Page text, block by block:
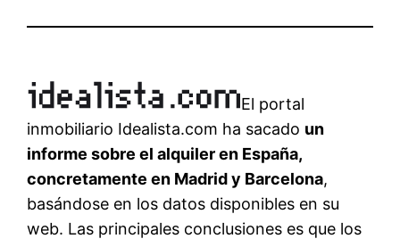
El portal
inmobiliario Idealista.com ha sacado un
informe sobre el alquiler en España,
concretamente en Madrid y Barcelona,
basándose en los datos disponibles en su
web. Las principales conclusiones es que los